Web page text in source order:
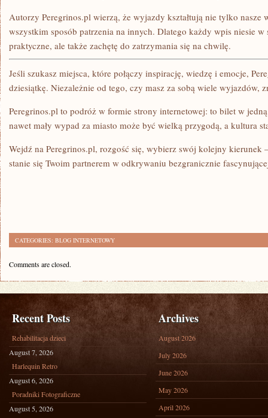
Autorzy Peregrinos.pl wierzą, że wyjazdy kształtują nie tylko nasze
wszystkim sposób patrzenia na innych. Dlatego każdy wpis niesie
praktyczne, ale także zachętę do zatrzymania się na chwilę.
Jeśli szukasz miejsca, które połączy inspirację, wiedzę i emocje,
dziesiątkę. Niezależnie od tego, czy masz za sobą wiele wyjazdów,
Peregrinos.pl to podróż w formie strony internetowej: to bilet w
nawet mały wypad za miasto może być wielką przygodą, a kultura
Wejdź na Peregrinos.pl, rozgość się, wybierz swój kolejny kierunek
stanie się Twoim partnerem w odkrywaniu bezgranicznie
CATEGORIES: BLOG INTERNETOWY
Comments are closed.
Recent Posts
Rehabilitacja dzieci
August 7, 2026
Harlequin Retro
August 6, 2026
Poradniki Fotograficzne
August 5, 2026
Archives
August 2026
July 2026
June 2026
May 2026
April 2026